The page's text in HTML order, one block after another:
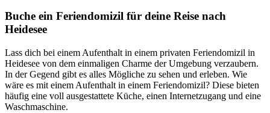
Buche ein Feriendomizil für deine Reise nach
Heidesee
Lass dich bei einem Aufenthalt in einem privaten Feriendomizil in
Heidesee von dem einmaligen Charme der Umgebung verzaubern.
In der Gegend gibt es alles Mögliche zu sehen und erleben. Wie
wäre es mit einem Aufenthalt in einem Feriendomizil? Diese bieten
häufig eine voll ausgestattete Küche, einen Internetzugang und eine
Waschmaschine.